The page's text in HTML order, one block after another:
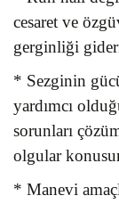
cesaret ve
gerginliği
* Sezginin
yardımcı
sorunları
olgular
* Manevi